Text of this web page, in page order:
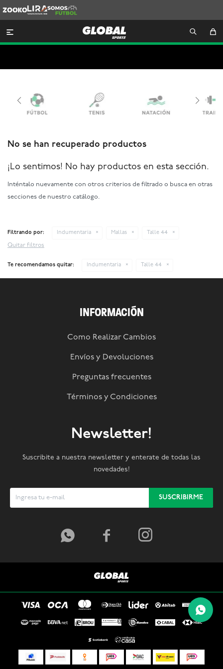
Lira
Somos
Futbol

No se han recuperado productos
¡Lo sentimos! No hay productos en esta sección.
Inténtalo nuevamente con otros criterios de filtrado o busca en otras
secciones de nuestro catálogo.
Filtrando por: Indumentaria Mallas Talle 44
Quitar filtros
Te recomendamos quitar: Indumentaria Talle 44
INFORMACIÓN
Como Realizar Cambios
Envíos y Devoluciones
Preguntas frecuentes
Términos y Condiciones
Newsletter!
Suscribite a nuestra newsletter y enterate de todas las
novedades!
SUSCRIBIRME
  